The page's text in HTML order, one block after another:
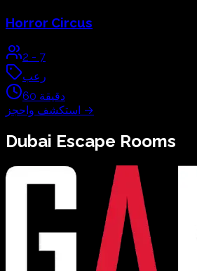
Horror Circus
2 - 7
رعب
60 دقيقة
استكشف واحجز →
Dubai Escape Rooms